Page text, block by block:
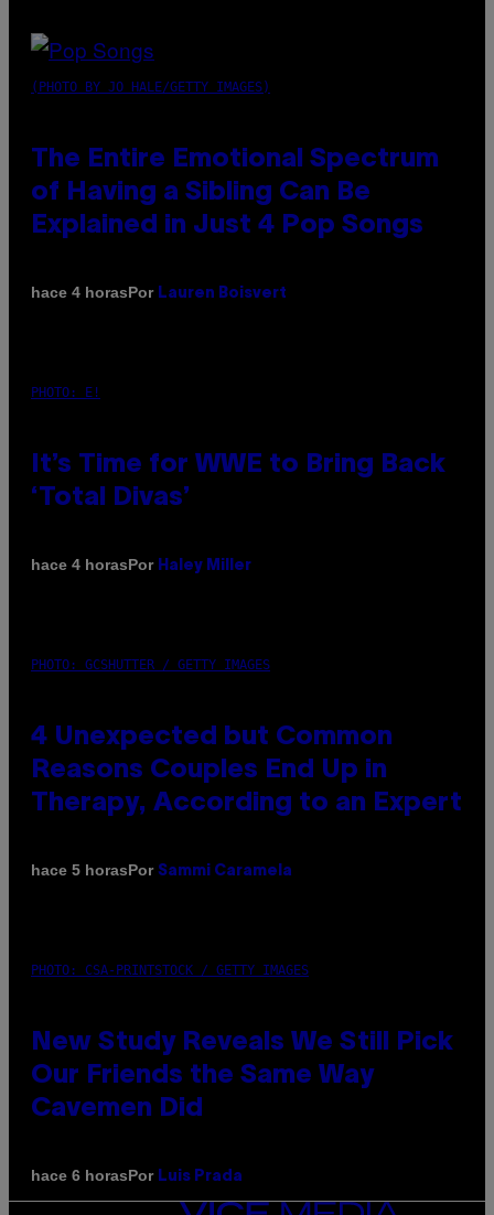
(PHOTO BY JO HALE/GETTY IMAGES)
The Entire Emotional Spectrum
of Having a Sibling Can Be
Explained in Just 4 Pop Songs
hace 4 horasPor Lauren Boisvert
PHOTO: E!
It’s Time for WWE to Bring Back
‘Total Divas’
hace 4 horasPor Haley Miller
PHOTO: GCSHUTTER / GETTY IMAGES
4 Unexpected but Common
Reasons Couples End Up in
Therapy, According to an Expert
hace 5 horasPor Sammi Caramela
PHOTO: CSA-PRINTSTOCK / GETTY IMAGES
New Study Reveals We Still Pick
Our Friends the Same Way
Cavemen Did
hace 6 horasPor Luis Prada